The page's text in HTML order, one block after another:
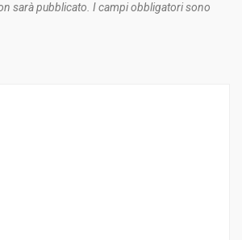
sarà pubblicato. I campi obbligatori sono